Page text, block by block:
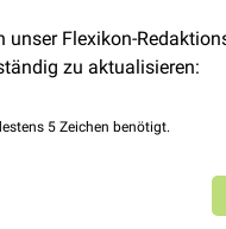
Flexikon-
zu aktualisieren:
5 Zeichen benötigt.